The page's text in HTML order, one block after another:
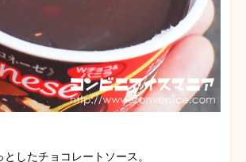
したチョコレートソース。